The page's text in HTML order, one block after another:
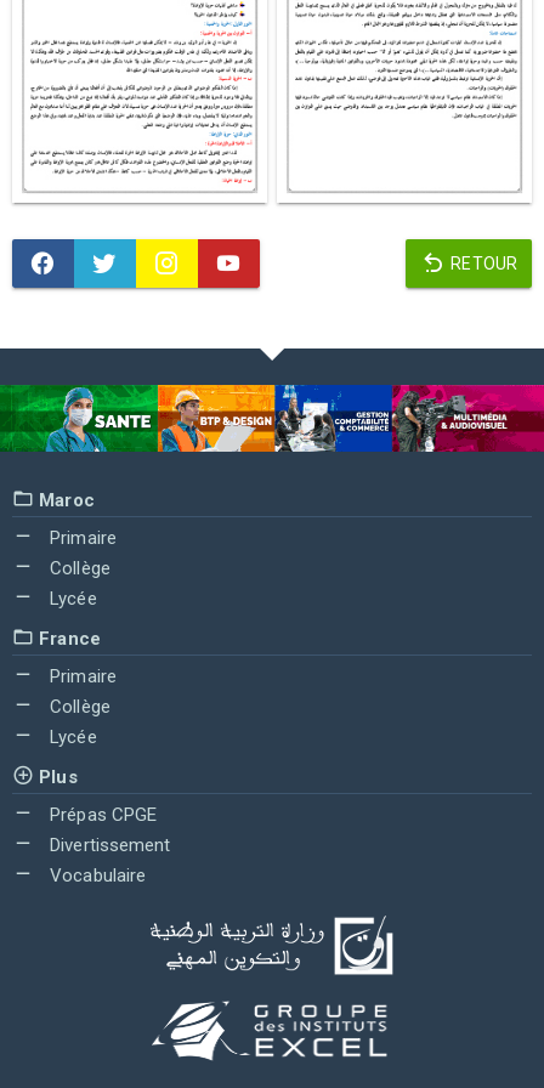
RETOUR
Maroc
Primaire
Collège
Lycée
France
Primaire
Collège
Lycée
Plus
Prépas CPGE
Divertissement
Vocabulaire